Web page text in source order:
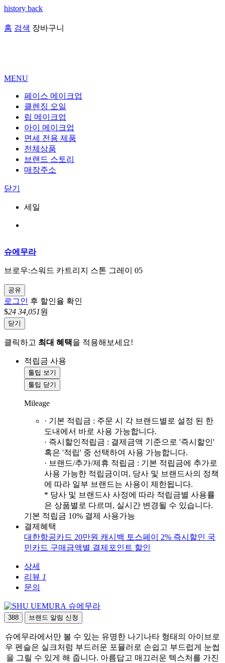
history back
홈 검색 장바구니
MENU
페이스 메이크업
클렌징 오일
립 메이크업
아이 메이크업
면세 전용 제품
전체상품
브랜드 스토리
매장주소
닫기
세일
슈에무라
브로우:스워드 카트리지 스톤 그레이 05
공유
로그인 후 할인율 확인
$24 34,051원
닫기
클릭하고 최대 혜택을 적용해보세요!
적립금 사용
툴팁 보기
툴팁 닫기
Mileage
· 기본 적립금 : 주문 시 각 브랜드별로 설정 된 한
도내에서 바로 사용 가능합니다.
· 즉시할인적립금 : 결제금액 기준으로 '즉시할인'
혹은 '적립' 중 선택하여 사용 가능합니다.
· 브랜드/추가/제휴 적립금 : 기본 적립금에 추가로
사용 가능한 적립금이며, 당사 및 브랜드사의 정책
에 따라 일부 브랜드는 사용이 제한됩니다.
* 당사 및 브랜드사 사정에 따라 적립금별 사용률
은 상품별로 다르며, 실시간 변경될 수 있습니다.
기본 적립금 10% 결제 사용가능
결제혜택
대한항공카드 20만원 캐시백 토스페이 2% 즉시할인 국
민카드 구매금액별 결제포인트 할인
상세
리뷰 1
문의
슈에무라
388 브랜드 알림 신청
슈에무라에서만 볼 수 있는 유명한 나기나타 형태의 아이브로
우 펜슬은 실크처럼 부드러운 포뮬러로 손쉽고 부드럽게 눈썹
을 그릴 수 있게 해 줍니다. 아름답고 매끄러운 텍스처를 가진